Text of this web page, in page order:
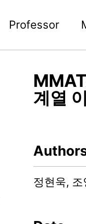
Professor
계열
정현욱,